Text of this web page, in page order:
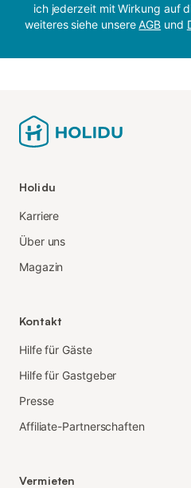
ich jederzeit mit Wirkung auf
weiteres siehe unsereAGB und
Holidu
Karriere
Über uns
Magazin
Kontakt
Hilfe für Gäste
Hilfe für Gastgeber
Presse
Affiliate-Partnerschaften
Vermieten